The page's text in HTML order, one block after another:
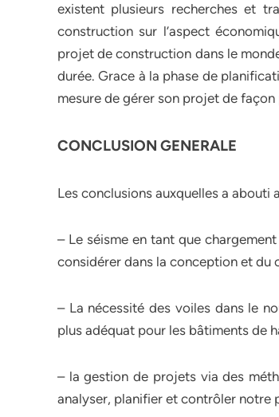
existent plusieurs recherches et
construction sur l’aspect
projet de construction dans le
durée. Grace à la phase de
mesure de gérer son projet de
CONCLUSION GENERALE
Les conclusions auxquelles a abouti
– Le séisme en tant que
considérer dans la conception et du
– La nécessité des voiles dans le
plus adéquat pour les bâtiments de
– la gestion de projets via des
analyser, planifier et contrôler notre